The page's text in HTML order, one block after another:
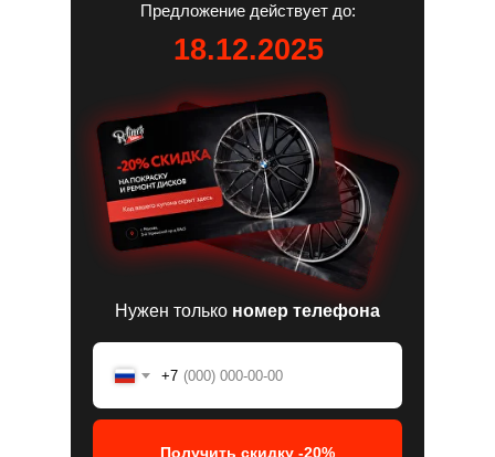
Предложение действует до:
Нужен только номер телефона
18.12.2025
+7
Получить скидку -20%